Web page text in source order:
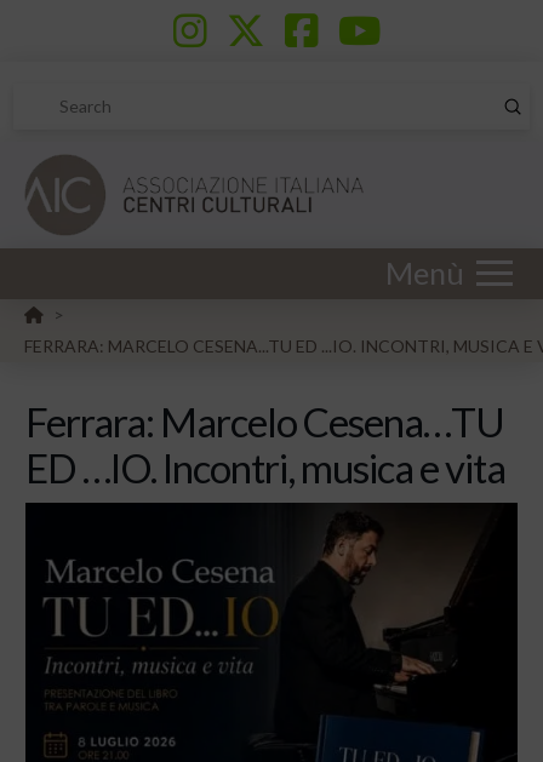
Search
Menù
HOME
>
FERRARA: MARCELO CESENA...TU ED ...IO. INCONTRI, MUSICA E
Ferrara: Marcelo Cesena…TU
ED …IO. Incontri, musica e vita